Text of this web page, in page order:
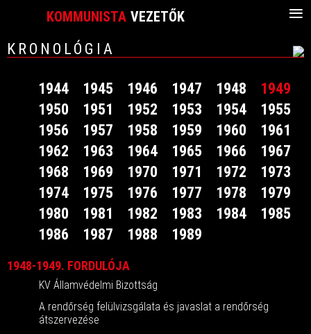
KOMMUNISTA VEZETŐK ≡
KRONOLÓGIA
1944 1945 1946 1947 1948
1949
1950
1951 1952 1953 1954
1955
1956
1957 1958 1959 1960
1961
1962
1963 1964 1965 1966
1967
1968
1969 1970 1971 1972
1973
1974
1975 1976 1977 1978
1979
1980
1981 1982 1983 1984
1985
1986
1987 1988 1989
1948-1949. FORDULÓJA
KV Államvédelmi Bizottság
A rendőrség felülvizsgálata és javaslat a rendőrség
átszervezése